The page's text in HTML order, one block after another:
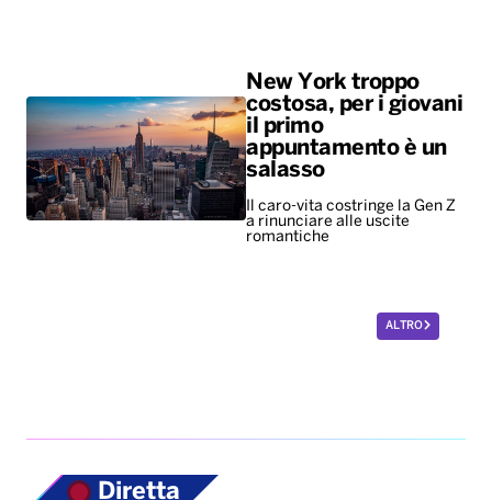
New York troppo
costosa, per i giovani
il primo
appuntamento è un
salasso
Il caro-vita costringe la Gen Z
a rinunciare alle uscite
romantiche
ALTRO
Diretta